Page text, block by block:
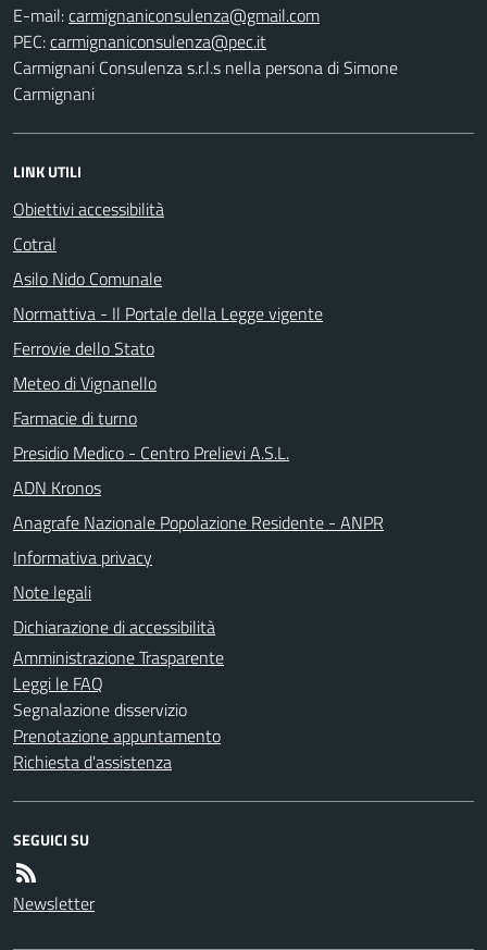
E-mail:
PEC:
Carmignani Consulenza s.r.l.s nella persona di Simone
Carmignani
LINK UTILI
Obiettivi accessibilità
Cotral
Asilo Nido Comunale
Normattiva - Il Portale della Legge vigente
Ferrovie dello Stato
Meteo di Vignanello
Farmacie di turno
Presidio Medico - Centro Prelievi A.S.L.
ADN Kronos
Anagrafe Nazionale Popolazione Residente - ANPR
Informativa privacy
Note legali
Dichiarazione di accessibilità
Amministrazione Trasparente
Leggi le FAQ
Segnalazione disservizio
Prenotazione appuntamento
Richiesta d'assistenza
SEGUICI SU
Newsletter